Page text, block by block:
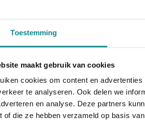
Toestemming
maakt gebruik van cookies
cookies om content en
te analyseren. Ook delen we
en analyse. Deze partners
of die ze hebben verzameld op basis
Hairstyling (basis)
Duur
2
Prijs
Meer informatie
De hittegolf houdt aan... onze